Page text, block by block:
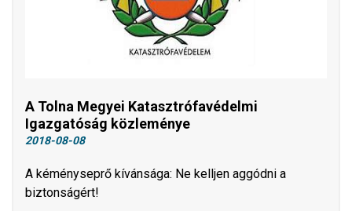
A Tolna Megyei Katasztrófavédelmi
Igazgatóság közleménye
2018-08-08
A kéményseprő kívánsága: Ne kelljen aggódni a
biztonságért!